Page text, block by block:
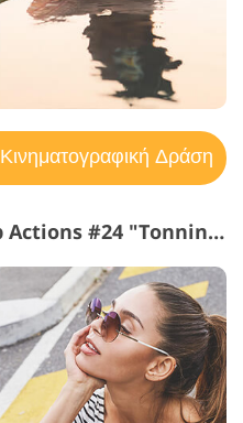
Κινηματογραφική Δράση
Δωρεάν Film Photoshop Actions #24 "Tonning"